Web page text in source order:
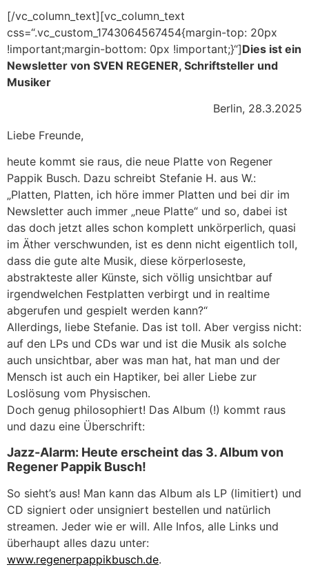
[/vc_column_text][vc_column_text
css=“.vc_custom_1743064567454{margin-top: 20px
!important;margin-bottom: 0px !important;}“]Dies ist ein
Newsletter von SVEN REGENER, Schriftsteller und
Musiker
Berlin, 28.3.2025
Liebe Freunde,
heute kommt sie raus, die neue Platte von Regener
Pappik Busch. Dazu schreibt Stefanie H. aus W.:
„Platten, Platten, ich höre immer Platten und bei dir im
Newsletter auch immer „neue Platte“ und so, dabei ist
das doch jetzt alles schon komplett unkörperlich, quasi
im Äther verschwunden, ist es denn nicht eigentlich toll,
dass die gute alte Musik, diese körperloseste,
abstrakteste aller Künste, sich völlig unsichtbar auf
irgendwelchen Festplatten verbirgt und in realtime
abgerufen und gespielt werden kann?“
Allerdings, liebe Stefanie. Das ist toll. Aber vergiss nicht:
auf den LPs und CDs war und ist die Musik als solche
auch unsichtbar, aber was man hat, hat man und der
Mensch ist auch ein Haptiker, bei aller Liebe zur
Loslösung vom Physischen.
Doch genug philosophiert! Das Album (!) kommt raus
und dazu eine Überschrift:
Jazz-Alarm: Heute erscheint das 3. Album von
Regener Pappik Busch!
So sieht’s aus! Man kann das Album als LP (limitiert) und
CD signiert oder unsigniert bestellen und natürlich
streamen. Jeder wie er will. Alle Infos, alle Links und
überhaupt alles dazu unter:
www.regenerpappikbusch.de.